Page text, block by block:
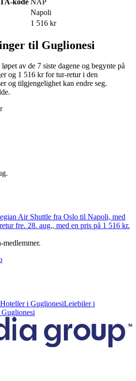
Napoli
1 516 kr
til Guglionesi
av de 7 siste dagene og begynte på
og 1 516 kr for tur-retur i den
og tilgjengelighet kan endre seg.
Air Shuttle fra Oslo til Napoli, med
fre. 28. aug., med en pris på 1 516 kr.
Hoteller i GuglionesiLeiebiler i